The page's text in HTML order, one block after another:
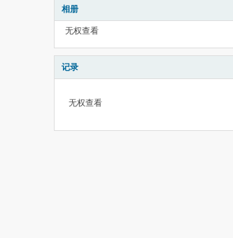
相册
无权查看
记录
无权查看